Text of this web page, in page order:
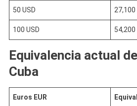
50 USD 27,100
100 USD 54,200
Equivalencia actual
Cuba
Euros EUR